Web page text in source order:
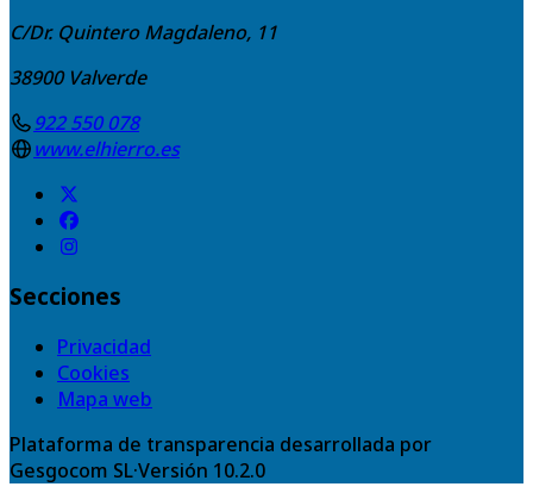
C/Dr. Quintero Magdaleno, 11
38900 Valverde
922 550 078
www.elhierro.es
Secciones
Privacidad
Cookies
Mapa web
Plataforma de transparencia desarrollada por
Gesgocom SL·Versión 10.2.0